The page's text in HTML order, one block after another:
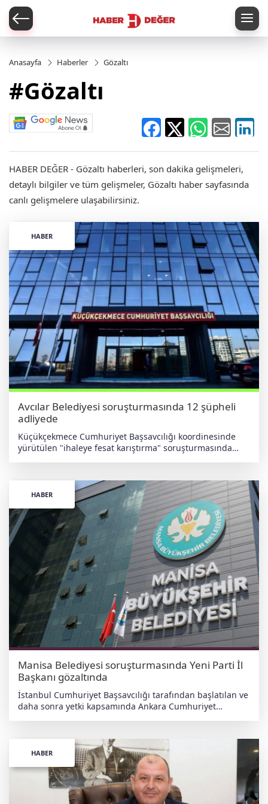
Anasayfa Haberler Gözaltı
#Gözaltı
HABER DEĞER - Gözaltı haberleri, son dakika gelişmeleri,
detaylı bilgiler ve tüm gelişmeler, Gözaltı haber sayfasında
canlı gelişmelere ulaşabilirsiniz.
HABER
Avcılar Belediyesi soruşturmasında 12 şüpheli
adliyede
Küçükçekmece Cumhuriyet Başsavcılığı koordinesinde
yürütülen "ihaleye fesat karıştırma" soruşturmasında
operasyonlarda yakalanan 12 şüpheli, emniyetteki sorgu
işlemlerinin tamamlanmasının ardından Küçükçekmece
Adliyesi'ne sevk edildi. Soruşturma dosyasında toplam 14
kişi hakkında gözaltı kararı bulunduğu belirtildi.
Soruşturmanın geçmişi Soruşturmanın, Avcılar Belediyesi
Fen İşleri Müdürlüğü tarafından 2022 yılında
gerçekleştirilen "Avcılar İlçesi Asfalt İmalatları" ihalesine
ilişkin iddialar üzerine başlatıldığı öğrenildi. Söz konusu
ihalede, kamu kurumlarından yaklaşık maliyet
araştırması yapılmaksızın yüksek teklifler alındığı ve bu
yolla kamu maliyetinin artırıldığı öne sürülüyor. Adliyeye
sevk edilen şüphelilerin savcılıktaki işlemleri sürerken,
soruşturmanın titizlikle yürütüldüğü bildirildi.
haberdeger.com Bağımsız • Yerli • Antiemperyalist
HABER
Manisa Belediyesi soruşturmasında Yeni Parti İl
Başkanı gözaltında
İstanbul Cumhuriyet Başsavcılığı tarafından başlatılan ve
daha sonra yetki kapsamında Ankara Cumhuriyet
görevden uzaklaştırılan Uşak Belediye Başkanı Özkan
Yalım’ın etkin pişmanlık hükümlerinden yararlanarak
verdiği ifadeler, soruşturmanın seyrini değiştiren kritik
unsurlar arasında yer aldı. Operasyon süreci Daha
önceden elde edilen Mali Suçları Araştırma Kurulu
(MASAK) raporları ve HTS kayıtları doğrultusunda, 10
HABER